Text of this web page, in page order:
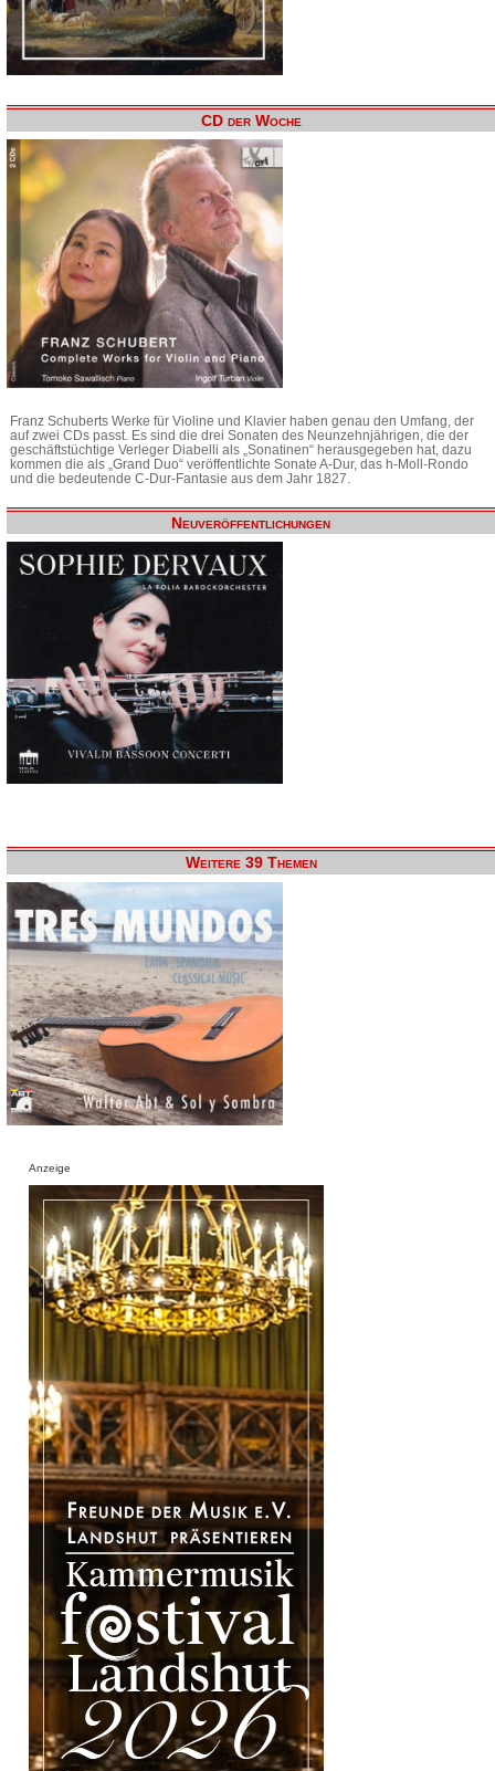
CD der Woche
Franz Schuberts Werke für Violine und Klavier haben genau den Umfang, der
auf zwei CDs passt. Es sind die drei Sonaten des Neunzehnjährigen, die der
geschäftstüchtige Verleger Diabelli als „Sonatinen“ herausgegeben hat, dazu
kommen die als „Grand Duo“ veröffentlichte Sonate A-Dur, das h-Moll-Rondo
und die bedeutende C-Dur-Fantasie aus dem Jahr 1827.
Neuveröffentlichungen
Weitere 39 Themen
Anzeige